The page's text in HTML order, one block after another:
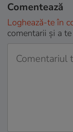
Comentează
Loghează-te în
comentarii și a